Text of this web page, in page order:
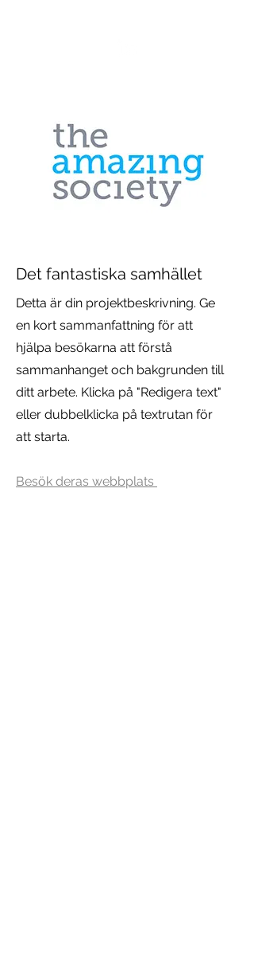
Det fantastiska samhället
Detta är din projektbeskrivning. Ge
en kort sammanfattning för att
hjälpa besökarna att förstå
sammanhanget och bakgrunden till
ditt arbete. Klicka på "Redigera text"
eller dubbelklicka på textrutan för
att starta.
Besök deras webbplats